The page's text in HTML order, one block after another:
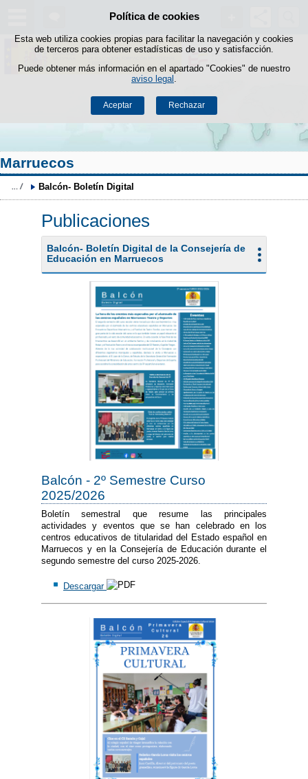
Política de cookies
Esta web utiliza cookies propias para facilitar la navegación y cookies
de terceros para obtener estadísticas de uso y satisfacción.
Puede obtener más información en el apartado "Cookies" de nuestro
aviso legal
Aceptar Rechazar
Saltar al contenido
Marruecos
Balcón- Boletín Digital
Publicaciones
Balcón- Boletín Digital de la Consejería de
Educación en Marruecos
Balcón - 2º Semestre Curso
2025/2026
Boletín semestral que resume las principales
actividades y eventos que se han celebrado en los
centros educativos de titularidad del Estado español en
Marruecos y en la Consejería de Educación durante el
segundo semestre del curso 2025-2026.
Descargar